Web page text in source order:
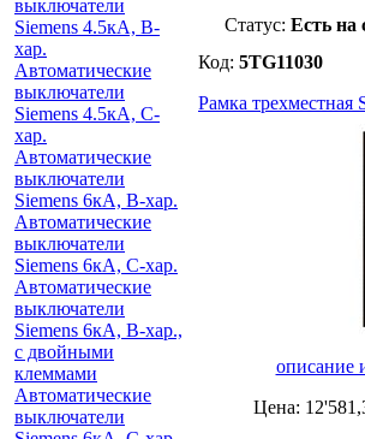
выключатели
Siemens 4.5кА, B-
хар.
Автоматические
выключатели
Siemens 4.5кА, C-
хар.
Автоматические
выключатели
Siemens 6кА, B-хар.
Автоматические
выключатели
Siemens 6кА, С-хар.
Автоматические
выключатели
Siemens 6кА, B-хар.,
с двойными
клеммами
Автоматические
выключатели
Статус: Есть на
Код: 5TG11030
Рамка
описание
Цена: